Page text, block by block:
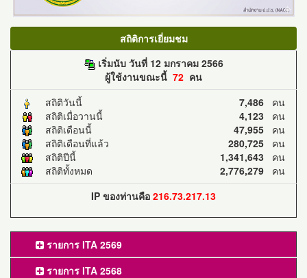
สถิติการเยี่ยมชม
เริ่มนับ วันที่ 12 มกราคม 2566
ผู้ใช้งานขณะนี้ 72 คน
สถิติวันนี้
7,486 คน
สถิติเมื่อวานนี้
4,123 คน
สถิติเดือนนี้
47,955 คน
สถิติเดือนที่แล้ว
280,725 คน
สถิติปีนี้
1,341,643 คน
สถิติทั้งหมด
2,776,279 คน
IP ของท่านคือ 216.73.217.13
รายการ ITA 2569
รายการ ITA 2568